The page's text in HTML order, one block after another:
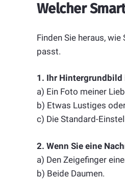
Welcher
Finden Sie heraus,
passt.
1. Ihr Hintergrundbild
a) Ein Foto meiner
b) Etwas Lustiges
c) Die Standard-
2. Wenn Sie eine
a) Den Zeigefinger
b) Beide Daumen.